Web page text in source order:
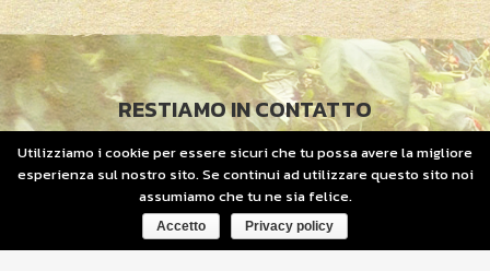
RESTIAMO IN CONTATTO
© 2019 COPYRIGHT OFFIDIUS. P.IVA 01952710661
Utilizziamo i cookie per essere sicuri che tu possa avere la migliore
esperienza sul nostro sito. Se continui ad utilizzare questo sito noi
assumiamo che tu ne sia felice.
Accetto Privacy policy